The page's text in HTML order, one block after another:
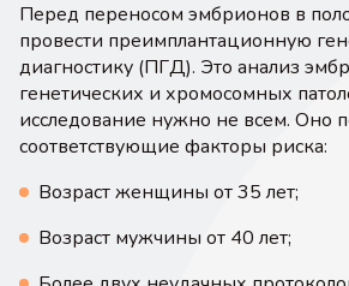
Перед переносом эмбрионов в
провести преимплантационную
диагностику (ПГД). Это анализ
генетических и хромосомных
исследование нужно не всем. Оно
соответствующие факторы риска:
Возраст женщины от 35 лет;
Возраст мужчины от 40 лет;